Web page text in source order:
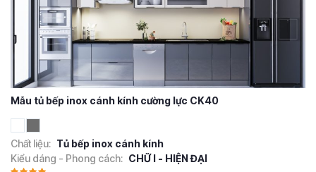
Mẫu tủ bếp inox cánh kính cường lực CK40
Chất liệu: Tủ bếp inox cánh kính
Kiểu dáng - Phong cách: CHỮ I - HIỆN ĐẠI